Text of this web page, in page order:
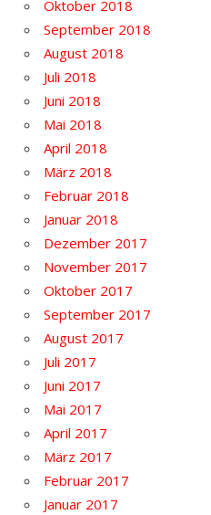
Oktober 2018
September 2018
August 2018
Juli 2018
Juni 2018
Mai 2018
April 2018
März 2018
Februar 2018
Januar 2018
Dezember 2017
November 2017
Oktober 2017
September 2017
August 2017
Juli 2017
Juni 2017
Mai 2017
April 2017
März 2017
Februar 2017
Januar 2017